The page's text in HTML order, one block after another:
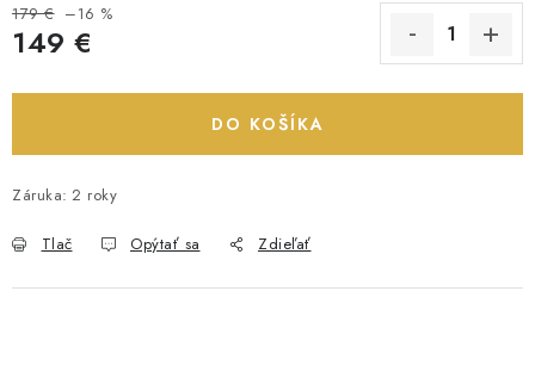
179 € –16 %
149 €
DO KOŠÍKA
Záruka: 2 roky
Tlač Opýtať sa Zdieľať